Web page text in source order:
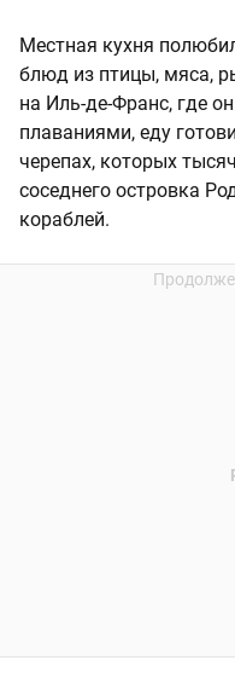
Местная кухня
блюд из птицы, мяса,
на Иль-де-Франс, где
плаваниями, еду
черепах, которых
соседнего островка
кораблей.